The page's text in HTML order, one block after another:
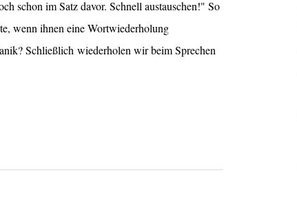
schon im Satz davor. Schnell austauschen!" So
wenn ihnen eine Wortwiederholung
Schließlich wiederholen wir beim Sprechen